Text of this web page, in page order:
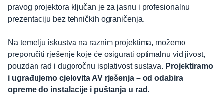
pravog projektora ključan je za jasnu i profesionalnu
prezentaciju bez tehničkih ograničenja.
Na temelju iskustva na raznim projektima, možemo
preporučiti rješenje koje će osigurati optimalnu vidljivost,
pouzdan rad i dugoročnu isplativost sustava. Projektiramo
i ugrađujemo cjelovita AV rješenja – od odabira
opreme do instalacije i puštanja u rad.